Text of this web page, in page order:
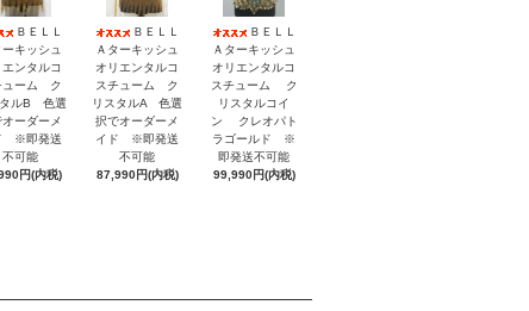
ＢＥＬＬ
ーキッシュ
エンタルコ
ューム ク
タルB 色選
ーダーメ
※即発送
不可能
円(内税)
ＢＥＬＬ
Ａターキッシュ
オリエンタルコ
スチューム ク
リスタルA 色選
択でオーダーメ
イド ※即発送
不可能
87,990円(内税)
ＢＥＬＬ
Ａターキッシュ
オリエンタルコ
スチューム ク
リスタルコイ
ン クレオパト
ラゴールド ※
即発送不可能
99,990円(内税)